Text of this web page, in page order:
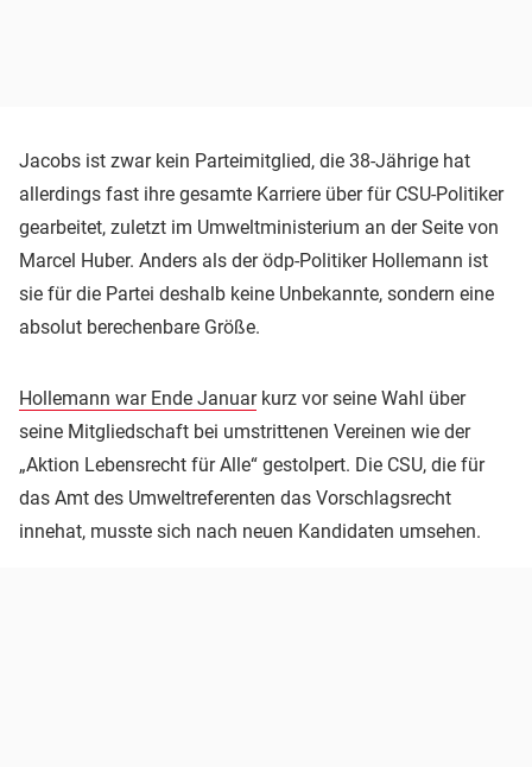
Jacobs ist zwar kein Parteimitglied, die 38-Jährige hat
allerdings fast ihre gesamte Karriere über für CSU-Politiker
gearbeitet, zuletzt im Umweltministerium an der Seite von
Marcel Huber. Anders als der ödp-Politiker Hollemann ist
sie für die Partei deshalb keine Unbekannte, sondern eine
absolut berechenbare Größe.
Hollemann war Ende Januarkurz vor seine Wahl über
seine Mitgliedschaft bei umstrittenen Vereinen wie der
„Aktion Lebensrecht für Alle“ gestolpert. Die CSU, die für
das Amt des Umweltreferenten das Vorschlagsrecht
innehat, musste sich nach neuen Kandidaten umsehen.